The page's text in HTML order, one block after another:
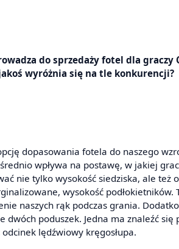
do sprzedaży fotel dla graczy
wyróżnia się na tle konkurencji?
dopasowania fotela do naszego
wpływa na postawę, w jakiej
nie tylko wysokość siedziska, ale też
wysokość podłokietników.
naszych rąk podczas grania.
dwóch poduszek. Jedna ma znaleźć
lędźwiowy kręgosłupa.